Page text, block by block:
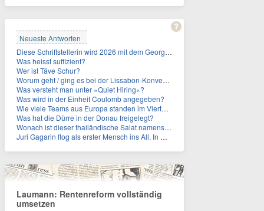
Neueste Antworten
Diese Schriftstellerin wird 2026 mit dem Georg-Büchner-Preis ausgezeichnet. Wie heißt sie?
Was heisst suffizient?
Wer ist Täve Schur?
Worum geht / ging es bei der Lissabon-Konvention?
Was versteht man unter »Quiet Hiring«?
Was wird in der Einheit Coulomb angegeben?
Wie viele Teams aus Europa standen im Viertelfinale der Fußball-WM 2026 in Mexiko, den USA und Kanada?
Was hat die Dürre in der Donau freigelegt?
Wonach ist dieser thailändische Salat namens Nam Tok benannt?
Juri Gagarin flog als erster Mensch ins All. In welchem Jahr?
Laumann: Rentenreform vollständig
umsetzen